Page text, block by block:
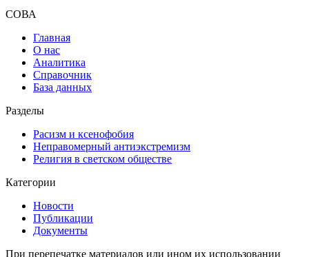
СОВА
Главная
О нас
Аналитика
Справочник
База данных
Разделы
Расизм и ксенофобия
Неправомерный антиэкстремизм
Религия в светском обществе
Категории
Новости
Публикации
Документы
При перепечатке материалов или ином их использовании